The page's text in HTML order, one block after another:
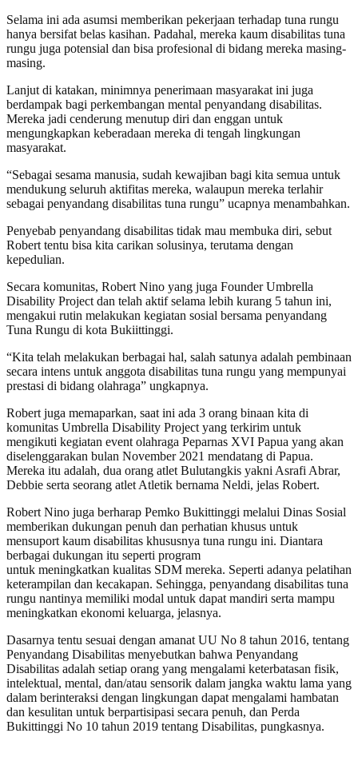
Selama ini ada asumsi memberikan pekerjaan terhadap tuna rungu
hanya bersifat belas kasihan. Padahal, mereka kaum disabilitas tuna
rungu juga potensial dan bisa profesional di bidang mereka masing-
masing.
Lanjut di katakan, minimnya penerimaan masyarakat ini juga
berdampak bagi perkembangan mental penyandang disabilitas.
Mereka jadi cenderung menutup diri dan enggan untuk
mengungkapkan keberadaan mereka di tengah lingkungan
masyarakat.
“Sebagai sesama manusia, sudah kewajiban bagi kita semua untuk
mendukung seluruh aktifitas mereka, walaupun mereka terlahir
sebagai penyandang disabilitas tuna rungu” ucapnya menambahkan.
Penyebab penyandang disabilitas tidak mau membuka diri, sebut
Robert tentu bisa kita carikan solusinya, terutama dengan
kepedulian.
Secara komunitas, Robert Nino yang juga Founder Umbrella
Disability Project dan telah aktif selama lebih kurang 5 tahun ini,
mengakui rutin melakukan kegiatan sosial bersama penyandang
Tuna Rungu di kota Bukiittinggi.
“Kita telah melakukan berbagai hal, salah satunya adalah pembinaan
secara intens untuk anggota disabilitas tuna rungu yang mempunyai
prestasi di bidang olahraga” ungkapnya.
Robert juga memaparkan, saat ini ada 3 orang binaan kita di
komunitas Umbrella Disability Project yang terkirim untuk
mengikuti kegiatan event olahraga Peparnas XVI Papua yang akan
diselenggarakan bulan November 2021 mendatang di Papua.
Mereka itu adalah, dua orang atlet Bulutangkis yakni Asrafi Abrar,
Debbie serta seorang atlet Atletik bernama Neldi, jelas Robert.
Robert Nino juga berharap Pemko Bukittinggi melalui Dinas Sosial
memberikan dukungan penuh dan perhatian khusus untuk
mensuport kaum disabilitas khususnya tuna rungu ini. Diantara
berbagai dukungan itu seperti program
untuk meningkatkan kualitas SDM mereka. Seperti adanya pelatihan
keterampilan dan kecakapan. Sehingga, penyandang disabilitas tuna
rungu nantinya memiliki modal untuk dapat mandiri serta mampu
meningkatkan ekonomi keluarga, jelasnya.
Dasarnya tentu sesuai dengan amanat UU No 8 tahun 2016, tentang
Penyandang Disabilitas menyebutkan bahwa Penyandang
Disabilitas adalah setiap orang yang mengalami keterbatasan fisik,
intelektual, mental, dan/atau sensorik dalam jangka waktu lama yang
dalam berinteraksi dengan lingkungan dapat mengalami hambatan
dan kesulitan untuk berpartisipasi secara penuh, dan Perda
Bukittinggi No 10 tahun 2019 tentang Disabilitas, pungkasnya.